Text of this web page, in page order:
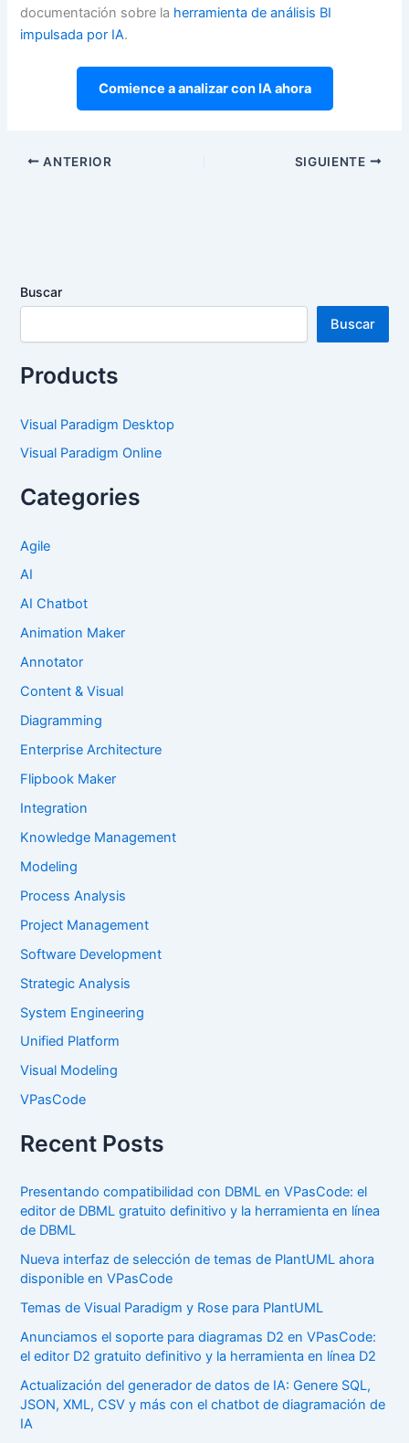
documentación sobre la herramienta de análisis BI
impulsada por IA.
Comience a analizar con IA ahora
ANTERIOR SIGUIENTE
Buscar
Buscar
Products
Visual Paradigm Desktop
Visual Paradigm Online
Categories
Agile
AI
AI Chatbot
Animation Maker
Annotator
Content & Visual
Diagramming
Enterprise Architecture
Flipbook Maker
Integration
Knowledge Management
Modeling
Process Analysis
Project Management
Software Development
Strategic Analysis
System Engineering
Unified Platform
Visual Modeling
VPasCode
Recent Posts
Presentando compatibilidad con DBML en VPasCode: el
editor de DBML gratuito definitivo y la herramienta en línea
de DBML
Nueva interfaz de selección de temas de PlantUML ahora
disponible en VPasCode
Temas de Visual Paradigm y Rose para PlantUML
Anunciamos el soporte para diagramas D2 en VPasCode:
el editor D2 gratuito definitivo y la herramienta en línea D2
Actualización del generador de datos de IA: Genere SQL,
JSON, XML, CSV y más con el chatbot de diagramación de
IA